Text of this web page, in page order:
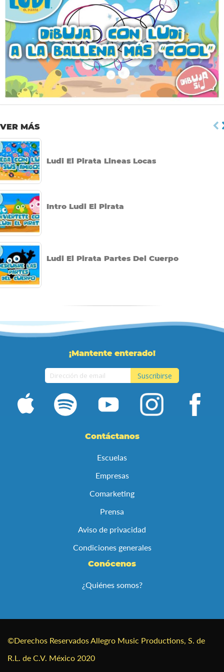
por
VER MÁS
Ludi El Pirata Lineas Locas
Intro Ludi El Pirata
Ludi El Pirata Partes Del Cuerpo
Conócenos
¿Quiénes somos?
Contáctanos
Escuelas
Empresas
Comarketing
Prensa
Aviso de privacidad
Condiciones generales
¡Mantente enterado!
Inscríbase
nuestro
Suscribirse
©Derechos Reservados Allegro Music Productions, S. de
R.L. de C.V. México 2020